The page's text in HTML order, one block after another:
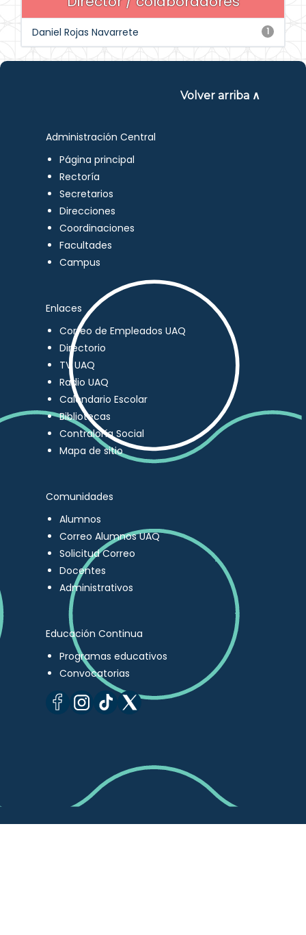
1
Daniel Rojas Navarrete
Volver arriba ∧
Administración Central
Página principal
Rectoría
Secretarios
Direcciones
Coordinaciones
Facultades
Campus
Enlaces
Correo de Empleados UAQ
Directorio
TV UAQ
Radio UAQ
Calendario Escolar
Bibliotecas
Contraloría Social
Mapa de sitio
Comunidades
Alumnos
Correo Alumnos UAQ
Solicitud Correo
Docentes
Administrativos
Educación Continua
Programas educativos
Convocatorias